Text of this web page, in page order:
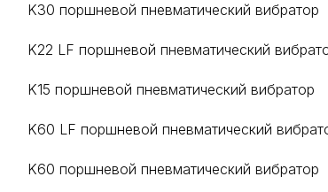
K30 поршневой пневматический вибратор
K22 LF поршневой пневматический
K15 поршневой пневматический вибратор
K60 LF поршневой пневматический
K60 поршневой пневматический вибратор